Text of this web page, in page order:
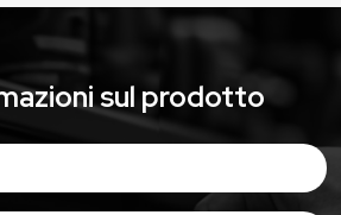
sul prodotto